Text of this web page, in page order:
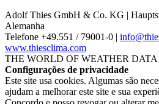
Adolf Thies GmbH & Co. KG |
Alemanha
Telefone +49.551 /­ 79001-0 |
www.thiesclima.com
THE WORLD OF WEATHER DATA
Configurações de privacidade
Este site usa cookies. Algumas são
ajudam a melhorar este site e sua